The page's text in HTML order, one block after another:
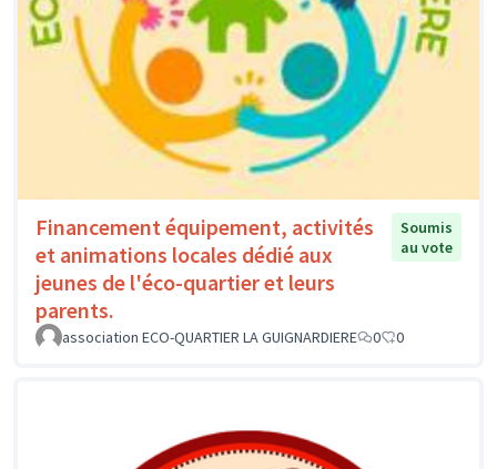
Financement équipement, activités
et animations locales dédié aux
jeunes de l'éco-quartier et leurs
parents.
Soumis
au vote
association ECO-QUARTIER LA GUIGNARDIERE 0 0